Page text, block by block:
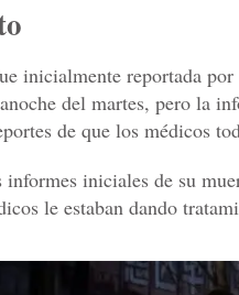
inicialmente reportada
del martes, pero la
de que los médicos
informes iniciales de su
le estaban dando